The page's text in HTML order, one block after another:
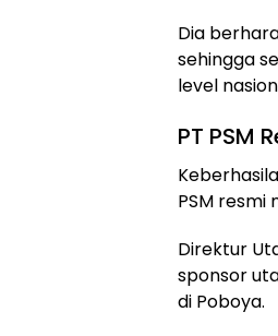
Dia
sehingga
level
PT PSM
PSM resmi
Direktur
sponsor
di Poboya.